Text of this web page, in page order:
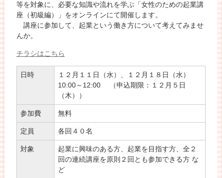
等を対象に、必要な知識や流れを学ぶ「女性のための起業講
座（初級編）」をオンラインにて開催します。
講座に参加して、起業という働き方について考えてみませ
んか。
チラシはこちら
日時
１２月１１日（水）、１２月１８日（水）
10:00～12:00 （申込期限：１２月５日
（木））
参加費 無料
定員 各回４０名
対象
起業に興味のある方、起業を目指す方、全２
回の連続講座を原則２回とも参加できる方 な
ど